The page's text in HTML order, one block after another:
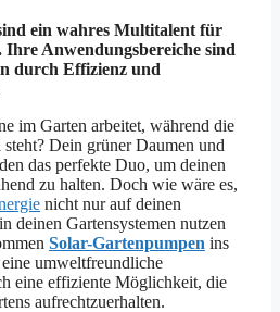
ein wahres Multitalent für
Ihre Anwendungsbereiche sind
durch Effizienz und
im Garten arbeitet, während die
Dein grüner Daumen und
das perfekte Duo, um deinen
zu halten. Doch wie wäre es,
nicht nur auf deinen
deinen Gartensystemen nutzen
Solar-Gartenpumpen ins
umweltfreundliche
eine effiziente Möglichkeit, die
aufrechtzuerhalten.